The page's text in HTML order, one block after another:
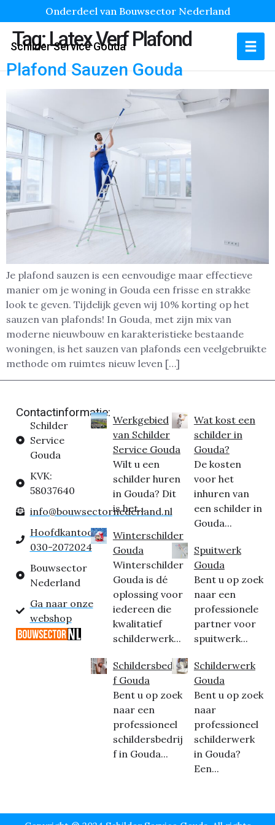
Onderdeel van Bouwsector Nederland
Schilder Service Gouda
Tag:Latex Verf Plafond
Plafond Sauzen Gouda
Je plafond sauzen is een eenvoudige maar effectieve
manier om je woning in Gouda een frisse en strakke
look te geven. Tijdelijk geven wij 10% korting op het
sauzen van plafonds! In Gouda, met zijn mix van
moderne nieuwbouw en karakteristieke bestaande
woningen, is het sauzen van plafonds een veelgebruikte
methode om ruimtes nieuw leven […]
Contactinformatie:
Schilder
Service
Gouda
KVK:
58037640
info@bouwsectornederland.nl
Hoofdkantoor:
030-2072024
Bouwsector
Nederland
Ga naar onze
webshop
Werkgebied
van Schilder
Service Gouda
Wilt u een
schilder huren
in Gouda? Dit
is het...
Winterschilder
Gouda
Winterschilder
Gouda is dé
oplossing voor
iedereen die
kwalitatief
schilderwerk...
Schildersbedrij
f Gouda
Bent u op zoek
naar een
professioneel
schildersbedrij
f in Gouda...
Wat kost een
schilder in
Gouda?
De kosten
voor het
inhuren van
een schilder in
Gouda...
Spuitwerk
Gouda
Bent u op zoek
naar een
professionele
partner voor
spuitwerk...
Schilderwerk
Gouda
Bent u op zoek
naar
professioneel
schilderwerk
in Gouda?
Een...